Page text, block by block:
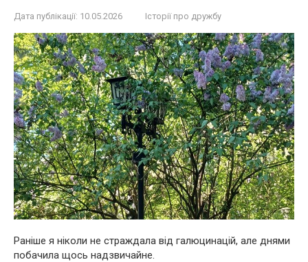
Дата публікації: 10.05.2026 Історії про дружбу
Раніше я ніколи не страждала від галюцинацій, але днями
побачила щось надзвичайне.